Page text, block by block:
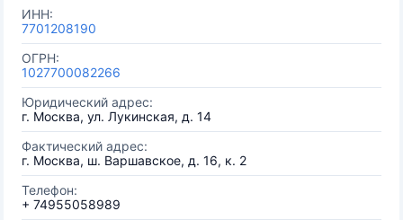
ИНН:
7701208190
ОГРН:
1027700082266
Юридический адрес:
г. Москва, ул. Лукинская, д. 14
Фактический адрес:
г. Москва, ш. Варшавское, д. 16, к. 2
Телефон:
+ 74955058989